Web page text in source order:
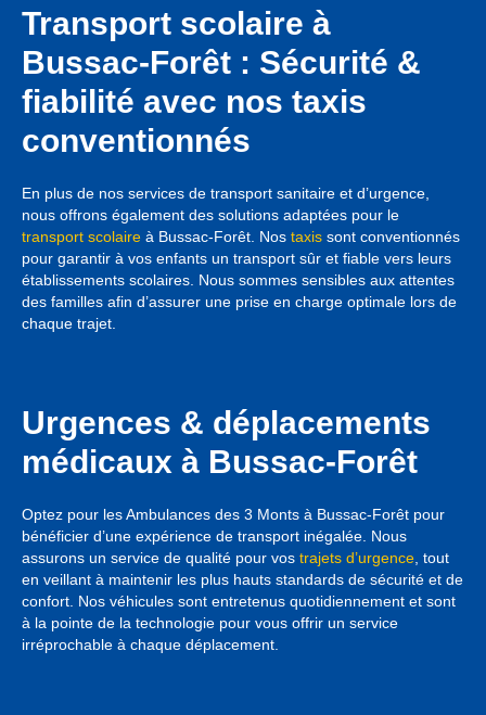
Transport scolaire à
Bussac-Forêt : Sécurité &
fiabilité avec nos taxis
conventionnés
En plus de nos services de transport sanitaire et d’urgence,
nous offrons également des solutions adaptées pour le
transport scolaire à Bussac-Forêt. Nos taxis sont conventionnés
pour garantir à vos enfants un transport sûr et fiable vers leurs
établissements scolaires. Nous sommes sensibles aux attentes
des familles afin d’assurer une prise en charge optimale lors de
chaque trajet.
Urgences & déplacements
médicaux à Bussac-Forêt
Optez pour les Ambulances des 3 Monts à Bussac-Forêt pour
bénéficier d’une expérience de transport inégalée. Nous
assurons un service de qualité pour vos trajets d’urgence, tout
en veillant à maintenir les plus hauts standards de sécurité et de
confort. Nos véhicules sont entretenus quotidiennement et sont
à la pointe de la technologie pour vous offrir un service
irréprochable à chaque déplacement.